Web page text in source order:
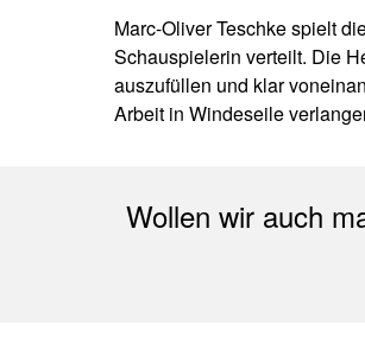
Marc-Oliver Teschke spielt
Schauspielerin verteilt. Die
auszufüllen und klar
Arbeit in Windeseile
Wollen wir auch